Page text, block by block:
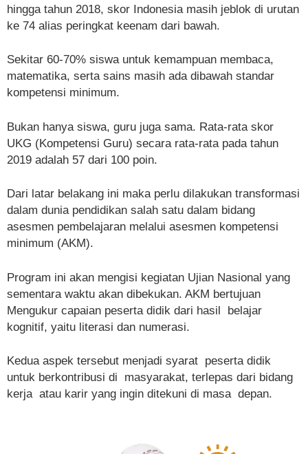
hingga tahun 2018, skor Indonesia masih jeblok di urutan
ke 74 alias peringkat keenam dari bawah.
Sekitar 60-70% siswa untuk kemampuan membaca,
matematika, serta sains masih ada dibawah standar
kompetensi minimum.
Bukan hanya siswa, guru juga sama. Rata-rata skor
UKG (Kompetensi Guru) secara rata-rata pada tahun
2019 adalah 57 dari 100 poin.
Dari latar belakang ini maka perlu dilakukan transformasi
dalam dunia pendidikan salah satu dalam bidang
asesmen pembelajaran melalui asesmen kompetensi
minimum (AKM).
Program ini akan mengisi kegiatan Ujian Nasional yang
sementara waktu akan dibekukan. AKM bertujuan
Mengukur capaian peserta didik dari hasil belajar
kognitif, yaitu literasi dan numerasi.
Kedua aspek tersebut menjadi syarat peserta didik
untuk berkontribusi di masyarakat, terlepas dari bidang
kerja atau karir yang ingin ditekuni di masa depan.